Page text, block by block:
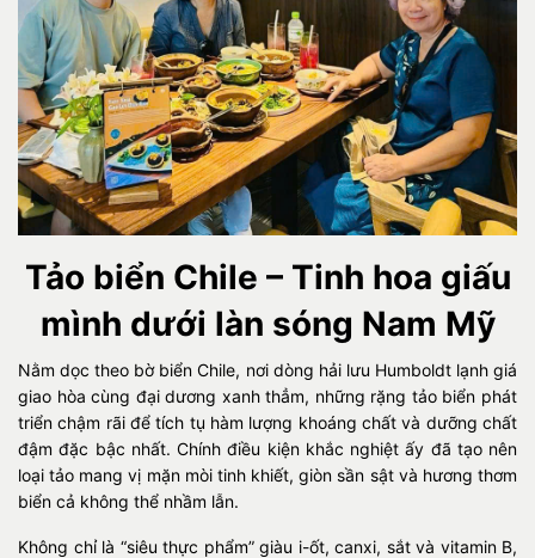
Tảo biển Chile – Tinh hoa giấu
mình dưới làn sóng Nam Mỹ
Nằm dọc theo bờ biển Chile, nơi dòng hải lưu Humboldt lạnh giá
giao hòa cùng đại dương xanh thẳm, những rặng tảo biển phát
triển chậm rãi để tích tụ hàm lượng khoáng chất và dưỡng chất
đậm đặc bậc nhất. Chính điều kiện khắc nghiệt ấy đã tạo nên
loại tảo mang vị mặn mòi tinh khiết, giòn sần sật và hương thơm
biển cả không thể nhầm lẫn.
Không chỉ là “siêu thực phẩm” giàu i-ốt, canxi, sắt và vitamin B,